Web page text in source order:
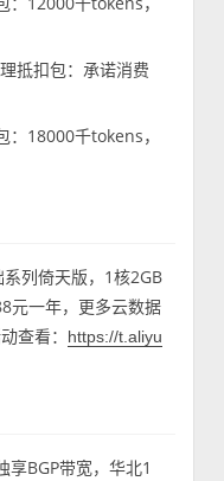
抵扣包：承诺消费
18000千tokens，
列倚天版，1核2GB
元一年，更多云数据
查看：
https://t.aliyu
享BGP带宽，华北1